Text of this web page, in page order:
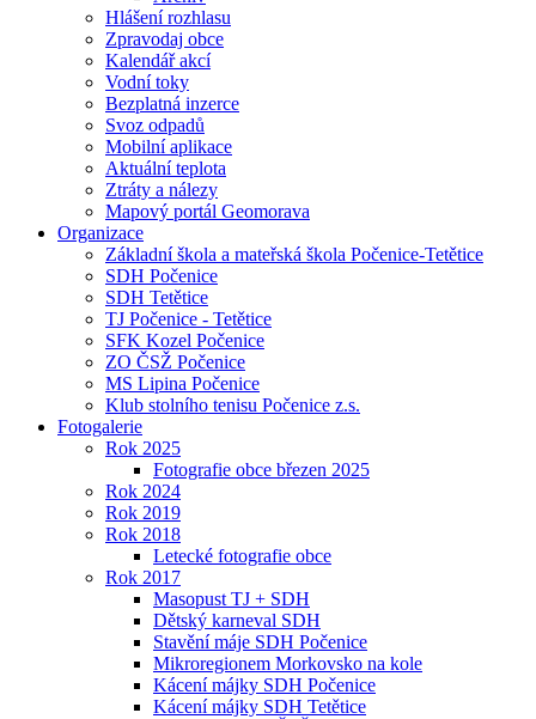
Hlášení rozhlasu
Zpravodaj obce
Kalendář akcí
Vodní toky
Bezplatná inzerce
Svoz odpadů
Mobilní aplikace
Aktuální teplota
Ztráty a nálezy
Mapový portál Geomorava
Organizace
Základní škola a mateřská škola Počenice-Tetětice
SDH Počenice
SDH Tetětice
TJ Počenice - Tetětice
SFK Kozel Počenice
ZO ČSŽ Počenice
MS Lipina Počenice
Klub stolního tenisu Počenice z.s.
Fotogalerie
Rok 2025
Fotografie obce březen 2025
Rok 2024
Rok 2019
Rok 2018
Letecké fotografie obce
Rok 2017
Masopust TJ + SDH
Dětský karneval SDH
Stavění máje SDH Počenice
Mikroregionem Morkovsko na kole
Kácení májky SDH Počenice
Kácení májky SDH Tetětice